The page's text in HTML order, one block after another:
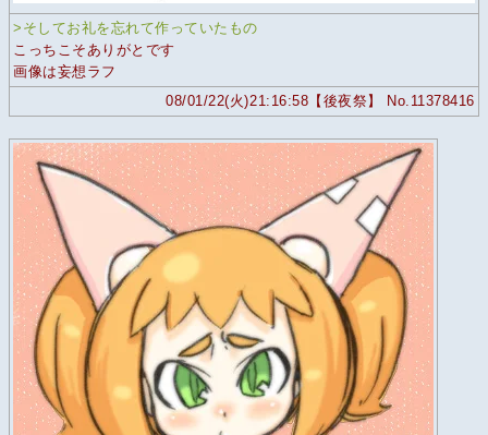
>そしてお礼を忘れて作っていたもの
こっちこそありがとです
画像は妄想ラフ
08/01/22(火)21:16:58【後夜祭】 No.11378416